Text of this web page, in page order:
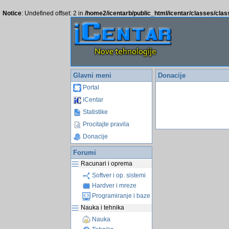
Notice: Undefined offset: 2 in /home2/icentarb/public_html/icentar/classes/
Glavni meni
Portal
iCentar
Statistike
Procitajte pravila
Donacije
Forumi
Racunari i oprema
Softver i op. sistemi
Hardver i mreze
Programiranje i baze
Nauka i tehnika
Nauka
Donacije